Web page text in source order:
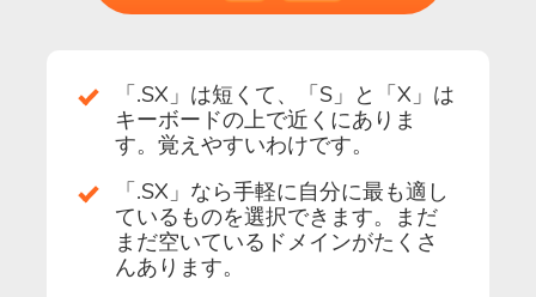
「.SX」は短くて、「S」と「X」は
キーボードの上で近くにありま
す。覚えやすいわけです。
「.SX」なら手軽に自分に最も適し
ているものを選択できます。まだ
まだ空いているドメインがたくさ
んあります。